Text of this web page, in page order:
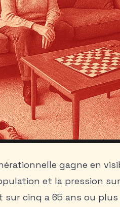
gagne en
et la pression
sur cinq a 65 ans ou